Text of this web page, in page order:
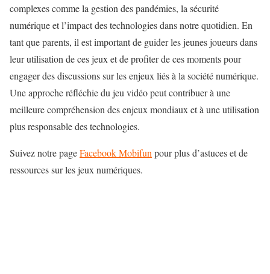
complexes comme la gestion des pandémies, la sécurité
numérique et l’impact des technologies dans notre quotidien. En
tant que parents, il est important de guider les jeunes joueurs dans
leur utilisation de ces jeux et de profiter de ces moments pour
engager des discussions sur les enjeux liés à la société numérique.
Une approche réfléchie du jeu vidéo peut contribuer à une
meilleure compréhension des enjeux mondiaux et à une utilisation
plus responsable des technologies.
Suivez notre pageFacebook Mobifun pour plus d’astuces et de
ressources sur les jeux numériques.